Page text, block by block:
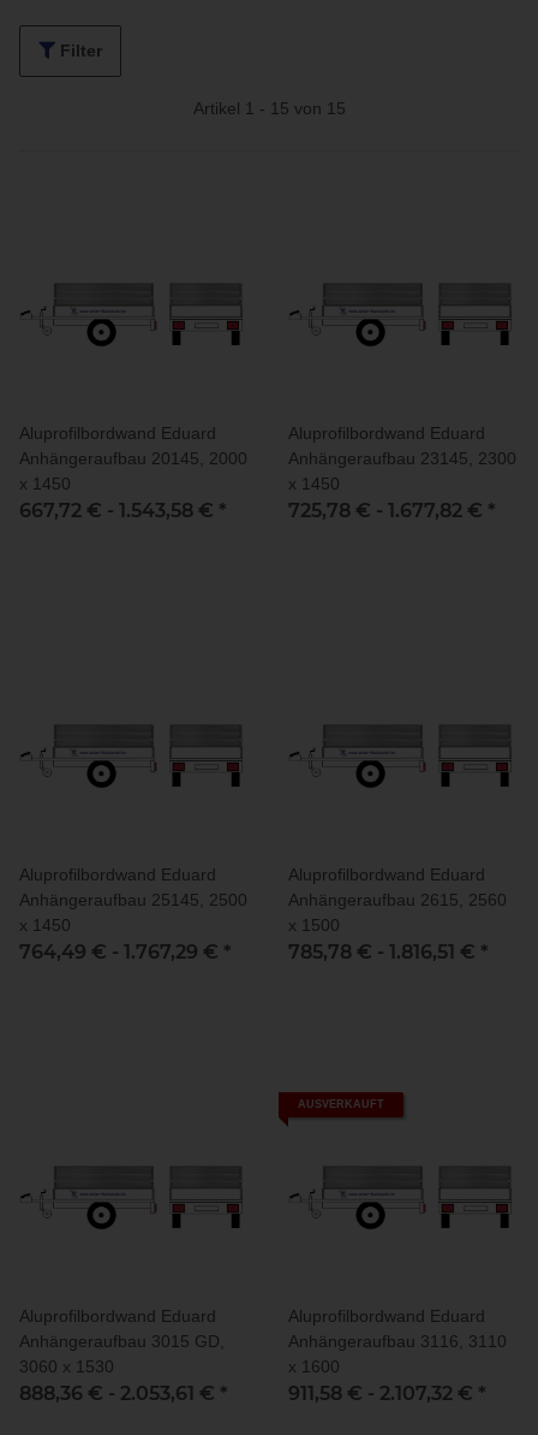
Filter
Artikel 1 - 15 von 15
Aluprofilbordwand Eduard
Anhängeraufbau 20145, 2000
x 1450
667,72 € - 1.543,58 € *
Aluprofilbordwand Eduard
Anhängeraufbau 23145, 2300
x 1450
725,78 € - 1.677,82 € *
Aluprofilbordwand Eduard
Anhängeraufbau 25145, 2500
x 1450
764,49 € - 1.767,29 € *
Aluprofilbordwand Eduard
Anhängeraufbau 2615, 2560
x 1500
785,78 € - 1.816,51 € *
Aluprofilbordwand Eduard
Anhängeraufbau 3015 GD,
3060 x 1530
888,36 € - 2.053,61 € *
AUSVERKAUFT
Aluprofilbordwand Eduard
Anhängeraufbau 3116, 3110
x 1600
911,58 € - 2.107,32 € *